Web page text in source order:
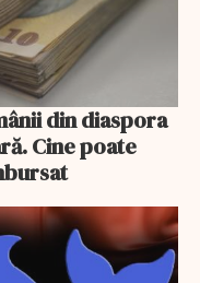
din diaspora
Cine poate